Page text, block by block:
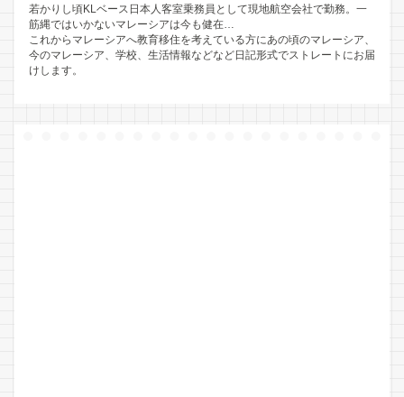
若かりし頃KLベース日本人客室乗務員として現地航空会社で勤務。一
筋縄ではいかないマレーシアは今も健在…
これからマレーシアへ教育移住を考えている方にあの頃のマレーシア、
今のマレーシア、学校、生活情報などなど日記形式でストレートにお届
けします。